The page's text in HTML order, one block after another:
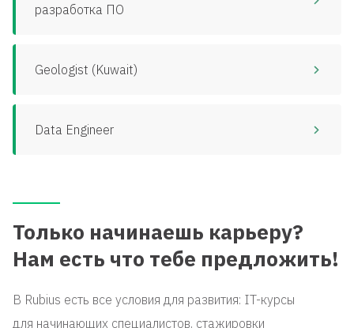
разработка ПО
Geologist (Kuwait)
Data Engineer
Только начинаешь карьеру?
Нам есть что тебе предложить!
В Rubius есть все условия для развития: IT-курсы
для начинающих специалистов, стажировки